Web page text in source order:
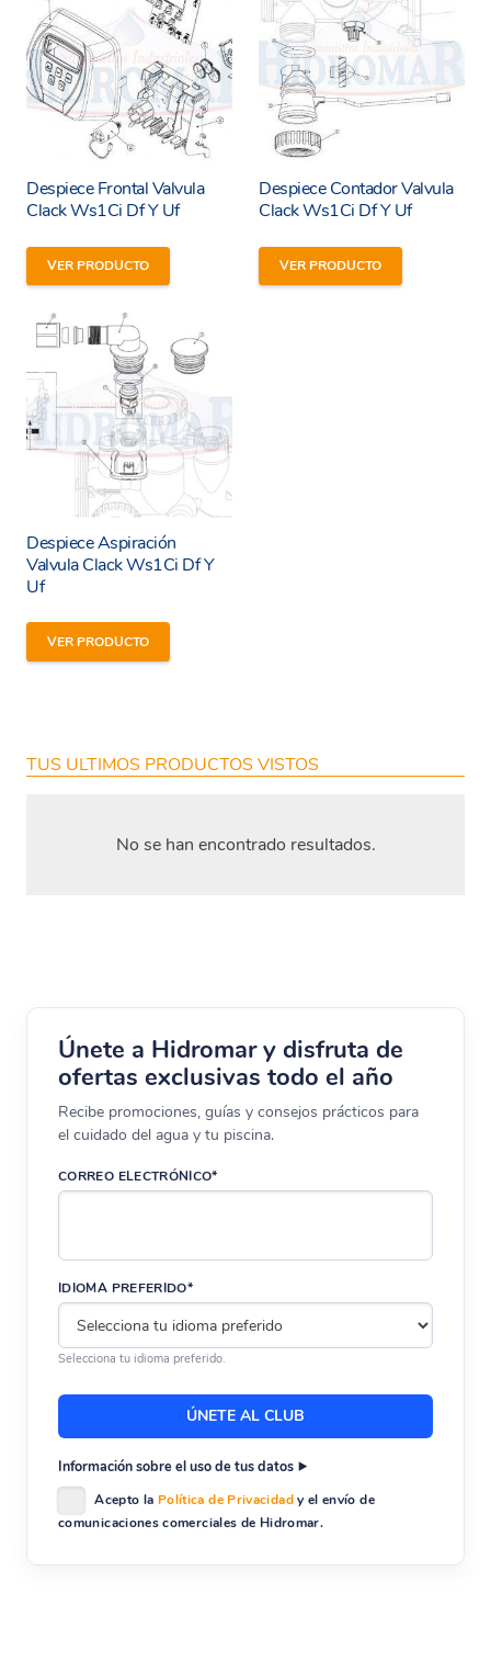
He leído y estoy de acuerdo con lostérminos y
condiciones y
Enviar
Despiece Frontal Valvula
Clack Ws1Ci Df Y Uf
VER PRODUCTO
Despiece Contador Valvula
Clack Ws1Ci Df Y Uf
VER PRODUCTO
Despiece Aspiración
Valvula Clack Ws1Ci Df Y
Uf
VER PRODUCTO
TUS ULTIMOS PRODUCTOS VISTOS
No se han encontrado resultados.
Únete a Hidromar y disfruta de
ofertas exclusivas todo el año
Recibe promociones, guías y consejos prácticos para
el cuidado del agua y tu piscina.
CORREO ELECTRÓNICO*
IDIOMA PREFERIDO*
Selecciona tu idioma preferido.
Información sobre el uso de tus datos
Acepto la Política de Privacidady el envío de
comunicaciones comerciales de Hidromar.